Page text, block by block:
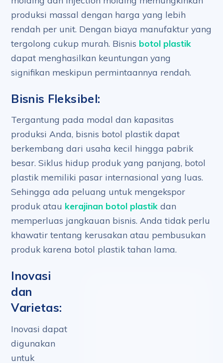
produksi massal dengan harga yang lebih
rendah per unit. Dengan biaya manufaktur yang
tergolong cukup murah. Bisnis botol plastik
dapat menghasilkan keuntungan yang
signifikan meskipun permintaannya rendah.
Bisnis Fleksibel:
Tergantung pada modal dan kapasitas
produksi Anda, bisnis botol plastik dapat
berkembang dari usaha kecil hingga pabrik
besar. Siklus hidup produk yang panjang, botol
plastik memiliki pasar internasional yang luas.
Sehingga ada peluang untuk mengekspor
produk atau kerajinan botol plastik dan
memperluas jangkauan bisnis. Anda tidak perlu
khawatir tentang kerusakan atau pembusukan
produk karena botol plastik tahan lama.
Inovasi
dan
Varietas:
Inovasi dapat
digunakan
untuk